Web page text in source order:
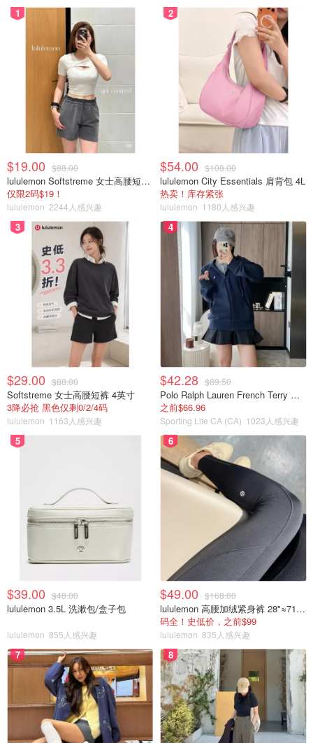
1
$19.00 $88.00
lululemon Softstreme 女士高腰短裤 10cm
仅限2码$19！
lululemon 2244人感兴趣
2
$54.00 $108.00
lululemon City Essentials 肩背包 4L
热卖！库存紧张
lululemon 1180人感兴趣
3
$29.00 $88.00
Softstreme 女士高腰短裤 4英寸
3降必抢 黑色仅剩0/2/4码
lululemon 1163人感兴趣
4
$42.28 $89.50
Polo Ralph Lauren French Terry 女童连帽卫衣 7-16码
之前$66.96
Sporting Life CA (CA) 1023人感兴趣
5
$39.00 $48.00
lululemon 3.5L 洗漱包/盒子包
lululemon 855人感兴趣
6
$49.00 $168.00
lululemon 高腰加绒紧身裤 28"≈71cm 5个口袋
码全！史低价，之前$99
lululemon 835人感兴趣
7 8